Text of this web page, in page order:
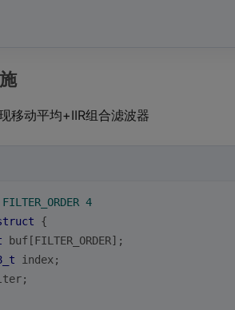
移动平均+IIR组合滤波器
FILTER_ORDER 4
{
buf[FILTER_ORDER];
index;